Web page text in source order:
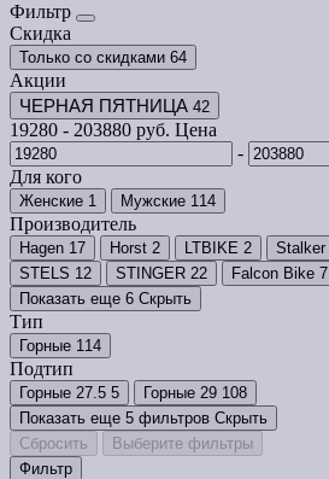
Фильтр
Скидка
Только со cкидками 64
Акции
ЧЕРНАЯ ПЯТНИЦА 42
19280 - 203880 руб. Цена
-
Для кого
Женские 1 Мужские 114
Производитель
Hagen 17 Horst 2 LTBIKE 2 Stalker
STELS 12 STINGER 22 Falcon Bike 7
Показать еще 6 Скрыть
Тип
Горные 114
Подтип
Горные 27.5 5 Горные 29 108
Показать еще 5 фильтров Скрыть
Сбросить
Выберите фильтры
Фильтр